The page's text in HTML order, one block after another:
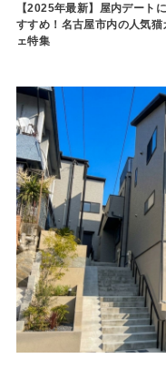
【2025年最新】屋内デート
すすめ！名古屋市内の人気猫
ェ特集